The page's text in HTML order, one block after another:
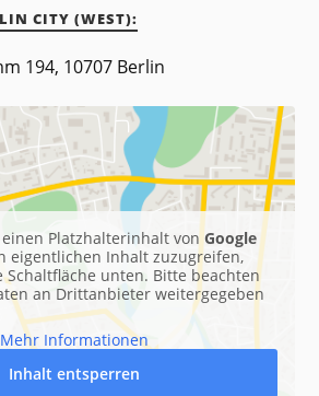
CITY (WEST):
194, 10707 Berlin
einen Platzhalterinhalt vonGoogle
eigentlichen Inhalt zuzugreifen,
Schaltfläche unten. Bitte beachten
an Drittanbieter weitergegeben
Mehr Informationen
Inhalt entsperren